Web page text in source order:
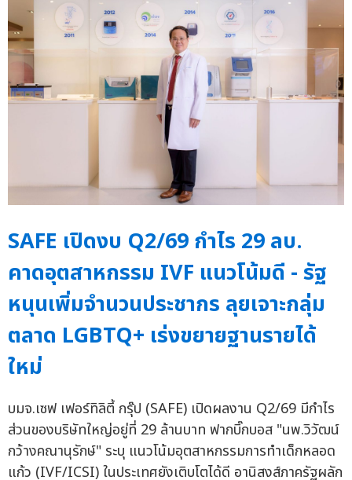
SAFE เปิดงบ Q2/69 กำไร 29 ลบ.
คาดอุตสาหกรรม IVF แนวโน้มดี - รัฐ
หนุนเพิ่มจำนวนประชากร ลุยเจาะกลุ่ม
ตลาด LGBTQ+ เร่งขยายฐานรายได้
ใหม่
บมจ.เซฟ เฟอร์ทิลิตี้ กรุ๊ป (SAFE) เปิดผลงาน Q2/69 มีกำไร
ส่วนของบริษัทใหญ่อยู่ที่ 29 ล้านบาท ฟากบิ๊กบอส "นพ.วิวัฒน์
กว้างคณานุรักษ์" ระบุ แนวโน้มอุตสาหกรรมการทำเด็กหลอด
แก้ว (IVF/ICSI) ในประเทศยังเติบโตได้ดี อานิสงส์ภาครัฐผลัก